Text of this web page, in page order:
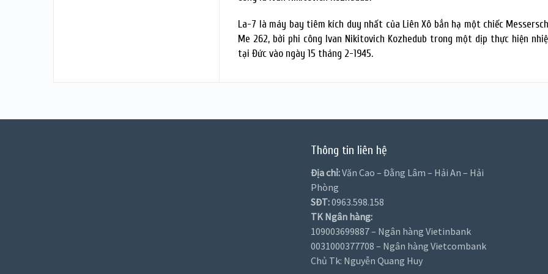
La-7 là máy bay tiêm kích duy nhất của Liên Xô bắn hạ một chiếc
Me 262, bởi phi công Ivan Nikitovich Kozhedub trong một dịp thực hiện
tại Đức vào ngày 15 tháng 2-1945.
Thông tin liên hệ
Địa chỉ:Văn Cao – Đằng Lâm – Hải An – Hải
Phòng
SĐT:0963.598.158
TK Ngân hàng:
109003699887 – Ngân hàng Vietinbank
0031000377708 – Ngân hàng Vietcombank
Chủ Tk: Nguyễn Quang Huy